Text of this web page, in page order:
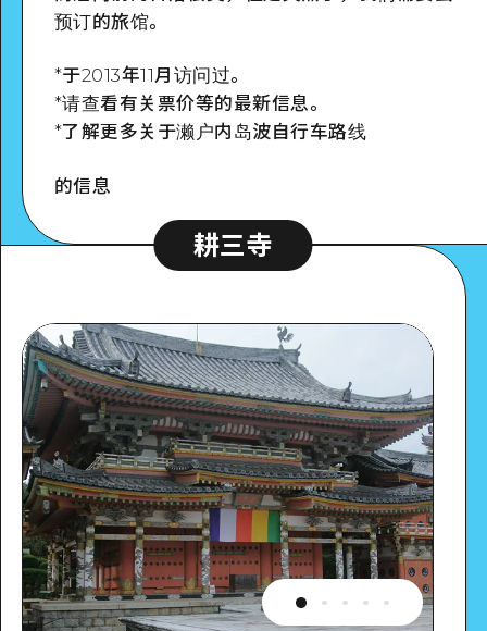
预订的旅馆。
*于2013年11月访问过。
*请查看有关票价等的最新信息。
*了解更多关于濑户内岛波自行车路线
的信息
耕三寺